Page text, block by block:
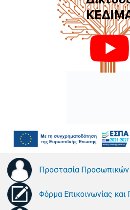
Προστασία
Φόρμα Επικοινωνίας